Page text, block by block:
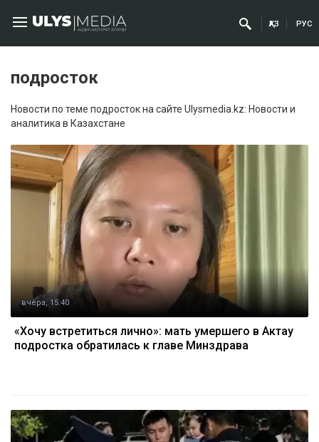
ҚАЗ РУС
подросток
Новости по теме подросток на сайте Ulysmedia.kz: Новости и
аналитика в Казахстане
вчера, 15:40
«Хочу встретиться лично»: мать умершего в Актау
подростка обратилась к главе Минздрава